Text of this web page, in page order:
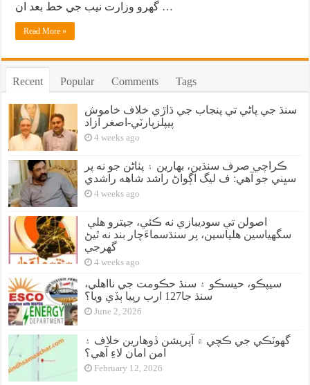
گهرو وزارت نيب جي خط بعد ان …
Read More »
Recent Popular Comments Tags
سنڌ جي پاڻي تي پنجاب جي ڌاڙي خلاف خاموش
پيپلزپارٽي-اصغر آزاد
4 weeks ago
ڪراچي صرف سنڌين، بهارين ۽ پٺاڻن جو نه پر
سڀني جو آهي: ف ليگ اڳواڻ راشد شاهه راشدي
4 weeks ago
سگهياسين هلياسين، پر سنڌسماءَچار بند نه ٿيڻ
گهرجي
4 weeks ago
سيپڪو، حيسڪو ۽ سنڌ حڪومت جي نااهلي،
سنڌ جا127 ارب رپيا ٻڏي ويا؟
June 2, 2026
گهوٽڪي جي ڪچي ۾ آپريشن ڏوهارين خلاف ۽
امن امان لاءِ آهي؟
February 12, 2026